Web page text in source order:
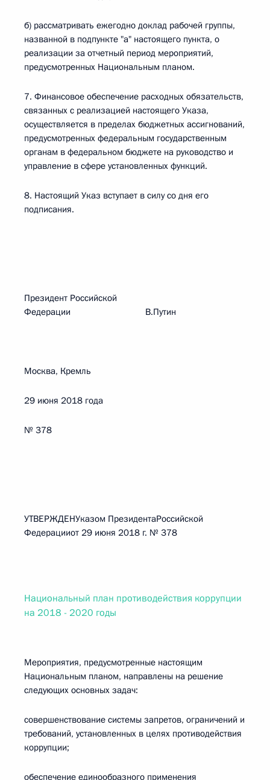
б) рассматривать ежегодно доклад рабочей группы,
названной в подпункте "а" настоящего пункта, о
реализации за отчетный период мероприятий,
предусмотренных Национальным планом.
7. Финансовое обеспечение расходных обязательств,
связанных с реализацией настоящего Указа,
осуществляется в пределах бюджетных ассигнований,
предусмотренных федеральным государственным
органам в федеральном бюджете на руководство и
управление в сфере установленных функций.
8. Настоящий Указ вступает в силу со дня его
подписания.
Президент Российской
Федерации В.Путин
Москва, Кремль
29 июня 2018 года
№ 378
УТВЕРЖДЕНУказом ПрезидентаРоссийской
Федерацииот 29 июня 2018 г. № 378
Национальный план противодействия коррупции
на 2018 - 2020 годы
Мероприятия, предусмотренные настоящим
Национальным планом, направлены на решение
следующих основных задач:
совершенствование системы запретов, ограничений и
требований, установленных в целях противодействия
коррупции;
обеспечение единообразного применения